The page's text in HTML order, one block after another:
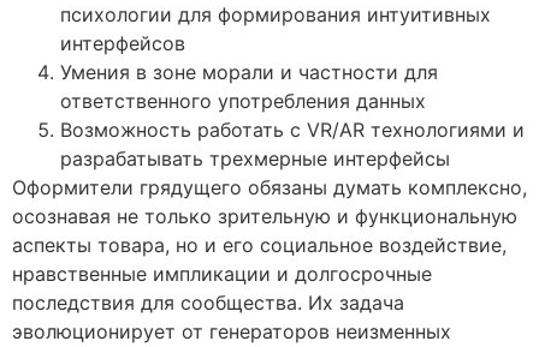
психологии для формирования интуитивных
интерфейсов
Умения в зоне морали и частности для
ответственного употребления данных
Возможность работать с VR/AR технологиями и
разрабатывать трехмерные интерфейсы
Оформители грядущего обязаны думать комплексно,
осознавая не только зрительную и функциональную
аспекты товара, но и его социальное воздействие,
нравственные импликации и долгосрочные
последствия для сообщества. Их задача
эволюционирует от генераторов неизменных